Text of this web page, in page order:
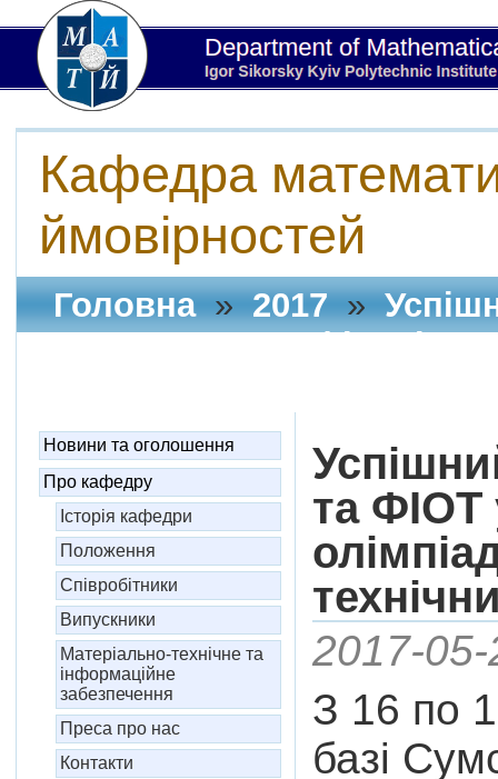
Кафедра
ймовірностей
Головна » 2017 »
ФМФ та ФІОТ у фіналі
Новини та оголошення
Про кафедру
Історія кафедри
Положення
Співробітники
Випускники
Матеріально-технічне та
інформаційне
забезпечення
Преса про нас
Контакти
та ФІОТ
2017-05-
З 16 по
базі